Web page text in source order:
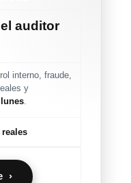
auditor
interno, fraude,
y
.
reales
›